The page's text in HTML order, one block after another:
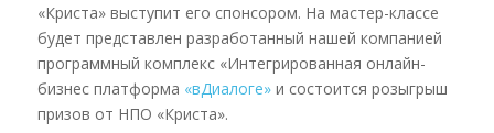
«Криста» выступит его спонсором. На мастер-классе
будет представлен разработанный нашей компанией
программный комплекс «Интегрированная онлайн-
бизнес платформа «вДиалоге»и состоится розыгрыш
призов от НПО «Криста».